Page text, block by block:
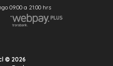
09:00 a 21:00 hrs
© 2026